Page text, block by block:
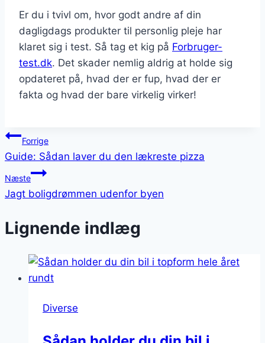
Er du i tvivl om, hvor godt andre af din
dagligdags produkter til personlig pleje har
klaret sig i test. Så tag et kig på Forbruger-
test.dk. Det skader nemlig aldrig at holde sig
opdateret på, hvad der er fup, hvad der er
fakta og hvad der bare virkelig virker!
Indlægsnavigation
Forrige
Guide: Sådan laver du den lækreste pizza
Næste
Jagt boligdrømmen udenfor byen
Lignende indlæg
Diverse